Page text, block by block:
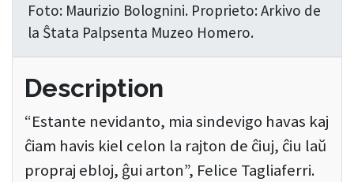
Foto: Maurizio Bolognini. Proprieto: Arkivo de
la Ŝtata Palpsenta Muzeo Homero.
Description
“Estante nevidanto, mia sindevigo havas kaj
ĉiam havis kiel celon la rajton de ĉiuj, ĉiu laŭ
propraj ebloj, ĝui arton”, Felice Tagliaferri.